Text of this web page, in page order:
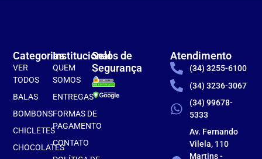
Institucional
QUEM
SOMOS
ENTREGAS
FORMAS DE
PAGAMENTO
CONTATO
Categorias
VER
TODOS
BALAS
BOMBONS
CHICLETES
CHOCOLATES
Atendimento
(34) 3255-6100
(34) 3236-3067
(34) 99678-
5333
Av. Fernando
Vilela, 110
Martins -
Selos de
Segurança